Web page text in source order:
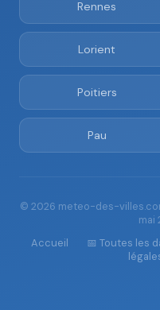
Rennes
Lorient
Poitiers
Pau
© 2026 meteo-des-
mai
Accueil
📅 Toutes les